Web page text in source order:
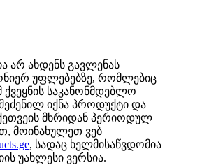
არ ახდენს გავლენას
უფლებებზე, რომლებიც
საკანონმდებლო
იქნა პროდუქტი და
ქეთვეის მხრიდან პერიოდულ
მოინახულეთ ვებ
, სადაც ხელმისაწვდომია
უახლესი ვერსია.